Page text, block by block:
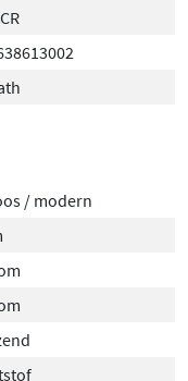
gewenste
en
in elk
is eenvoudig
/ modern